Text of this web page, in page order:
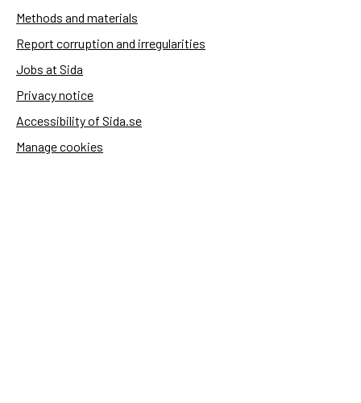
Methods and materials
Report corruption and irregularities
Jobs at Sida
Privacy notice
Accessibility of Sida.se
Manage cookies